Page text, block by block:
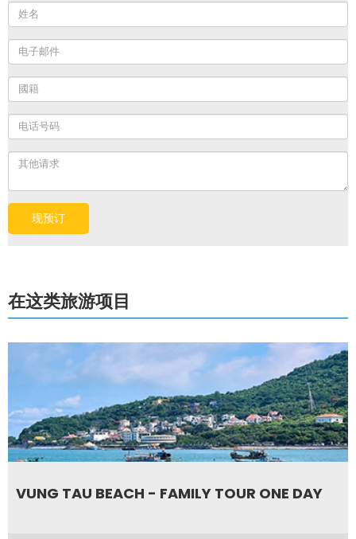
在这类旅游项目
VUNG TAU BEACH - FAMILY TOUR ONE DAY